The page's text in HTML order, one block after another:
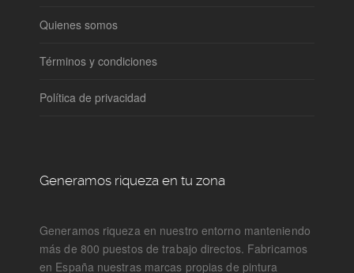
Quienes somos
Términos y condiciones
Política de privacidad
Generamos riqueza en tu zona
Generamos riqueza en nuestro entorno manteniendo
más de 800 puestos de trabajo directos. Fabricamos
en España nuestras marcas propias de pintura